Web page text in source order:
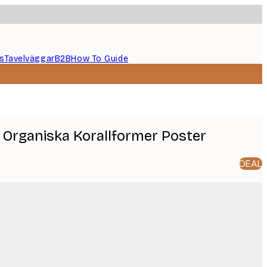
TavelväggarB2BHow To Guide
Organiska Korallformer Poster
DEAL